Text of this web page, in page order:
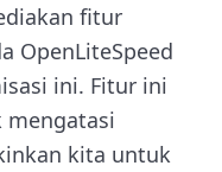
fitur
OpenLiteSpeed
ini. Fitur ini
kita untuk